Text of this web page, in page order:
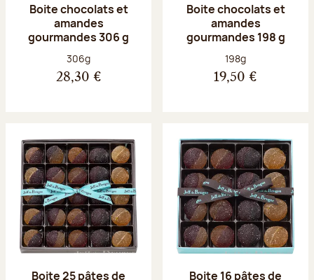
Boite chocolats et
amandes
gourmandes 306 g
Poids net :
306g
28,30 €
Boite chocolats et
amandes
gourmandes 198 g
Poids net :
198g
19,50 €
Boite 25 pâtes de Boite 16 pâtes de